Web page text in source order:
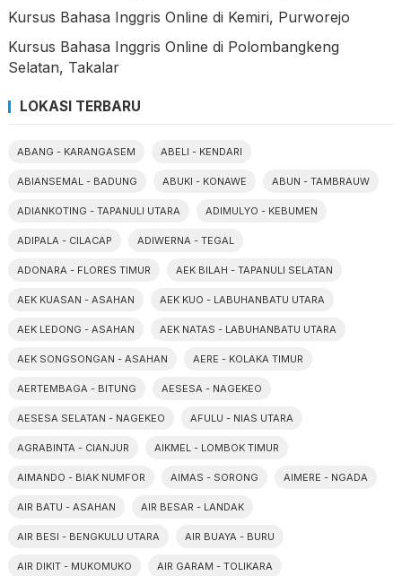
Kursus Bahasa Inggris Online di Kemiri, Purworejo
Kursus Bahasa Inggris Online di Polombangkeng
Selatan, Takalar
LOKASI TERBARU
ABANG - KARANGASEM ABELI - KENDARI
ABIANSEMAL - BADUNG ABUKI - KONAWE ABUN - TAMBRAUW
ADIANKOTING - TAPANULI UTARA ADIMULYO - KEBUMEN
ADIPALA - CILACAP ADIWERNA - TEGAL
ADONARA - FLORES TIMUR AEK BILAH - TAPANULI SELATAN
AEK KUASAN - ASAHAN AEK KUO - LABUHANBATU UTARA
AEK LEDONG - ASAHAN AEK NATAS - LABUHANBATU UTARA
AEK SONGSONGAN - ASAHAN AERE - KOLAKA TIMUR
AERTEMBAGA - BITUNG AESESA - NAGEKEO
AESESA SELATAN - NAGEKEO AFULU - NIAS UTARA
AGRABINTA - CIANJUR AIKMEL - LOMBOK TIMUR
AIMANDO - BIAK NUMFOR AIMAS - SORONG AIMERE - NGADA
AIR BATU - ASAHAN AIR BESAR - LANDAK
AIR BESI - BENGKULU UTARA AIR BUAYA - BURU
AIR DIKIT - MUKOMUKO AIR GARAM - TOLIKARA